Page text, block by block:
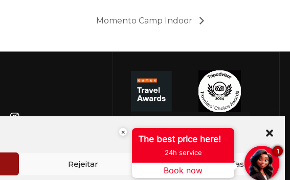
Rejeitar Ver preferências
Momento Camp Indoor
×
The best price here!
24h service
Book now
1